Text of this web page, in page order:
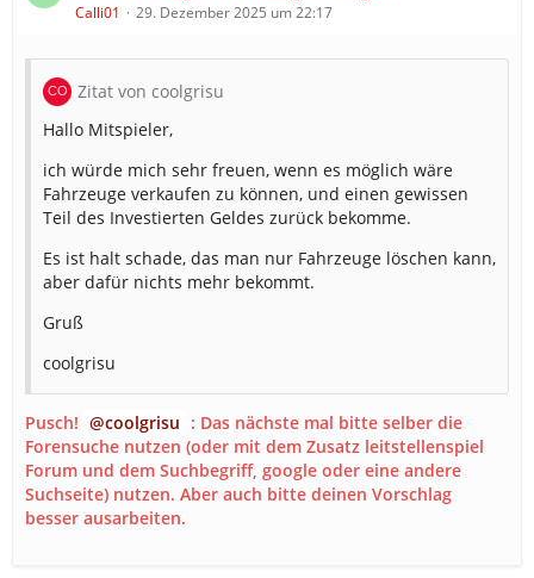
Calli01 29. Dezember 2025 um 22:17
Zitat von coolgrisu
Hallo Mitspieler,
ich würde mich sehr freuen, wenn es möglich wäre
Fahrzeuge verkaufen zu können, und einen gewissen
Teil des Investierten Geldes zurück bekomme.
Es ist halt schade, das man nur Fahrzeuge löschen kann,
aber dafür nichts mehr bekommt.
Gruß
coolgrisu
Pusch! coolgrisu : Das nächste mal bitte selber die
Forensuche nutzen (oder mit dem Zusatz leitstellenspiel
Forum und dem Suchbegriff, google oder eine andere
Suchseite) nutzen. Aber auch bitte deinen Vorschlag
besser ausarbeiten.